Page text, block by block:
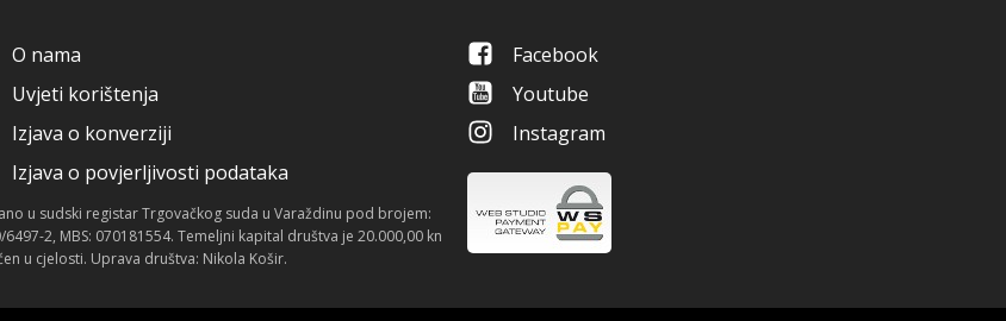
O nama
Uvjeti korištenja
Izjava o konverziji
Izjava o povjerljivosti podataka
u sudski registar Trgovačkog suda u Varaždinu pod brojem:
6497-2, MBS: 070181554. Temeljni kapital društva je 20.000,00 kn
u cjelosti. Uprava društva: Nikola Košir.
Facebook
Youtube
Instagram